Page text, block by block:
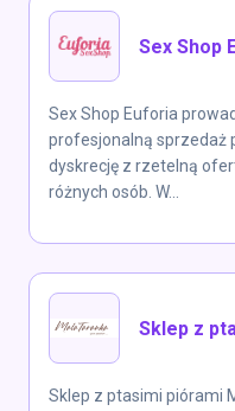
Sex Shop
Sex Shop Euforia
profesjonalną sprzedaż
dyskrecję z rzetelną
różnych osób. W...
Sklep z
Sklep z ptasimi piórami